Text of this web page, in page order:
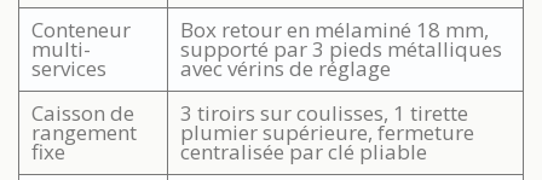
Conteneur
multi-
services
Box retour en mélaminé 18 mm,
supporté par 3 pieds métalliques
avec vérins de réglage
Caisson de
rangement
fixe
3 tiroirs sur coulisses, 1 tirette
plumier supérieure, fermeture
centralisée par clé pliable